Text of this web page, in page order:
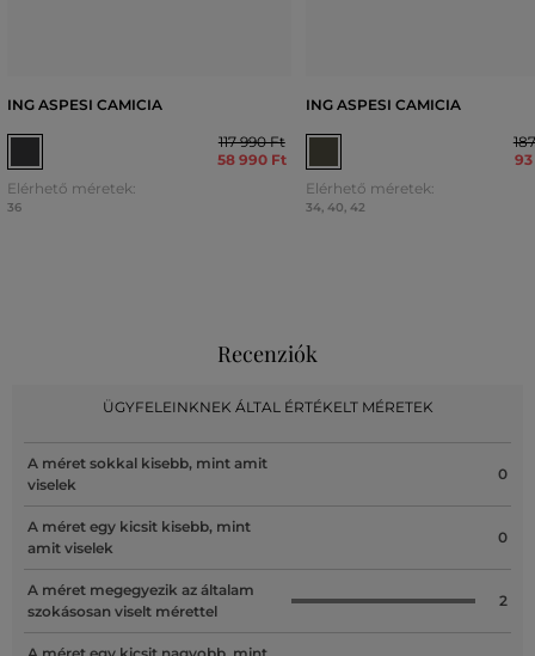
ING ASPESI CAMICIA
117 990 Ft
58 990 Ft
Elérhető méretek:
36
ING ASPESI CAMICIA
Elérhető méretek:
34, 40, 42
Recenziók
ÜGYFELEINKNEK ÁLTAL ÉRTÉKELT MÉRETEK
A méret sokkal kisebb, mint amit
viselek
0
A méret egy kicsit kisebb, mint
amit viselek
0
A méret megegyezik az általam
szokásosan viselt mérettel
2